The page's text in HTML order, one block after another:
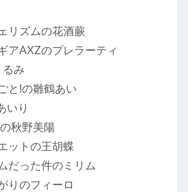
リズムの花酒蕨
アAXZのプレラーティ
るみ
と!の雛鶴あい
いり
秋野美陽
ットの王胡蝶
だった件のミリム
りのフィーロ